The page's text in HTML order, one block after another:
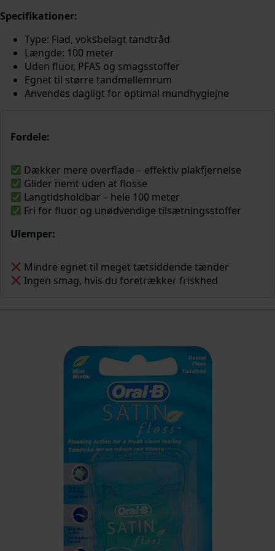
Specifikationer:
Type: Flad, voksbelagt tandtråd
Længde: 100 meter
Uden fluor, PFAS og smagsstoffer
Egnet til større tandmellemrum
Anvendes dagligt for optimal mundhygiejne
Fordele:
Dækker mere overflade – effektiv plakfjernelse
Glider nemt uden at flosse
Langtidsholdbar – hele 100 meter
Fri for fluor og unødvendige tilsætningsstoffer
Ulemper:
Mindre egnet til meget tætsiddende tænder
Ingen smag, hvis du foretrækker friskhed